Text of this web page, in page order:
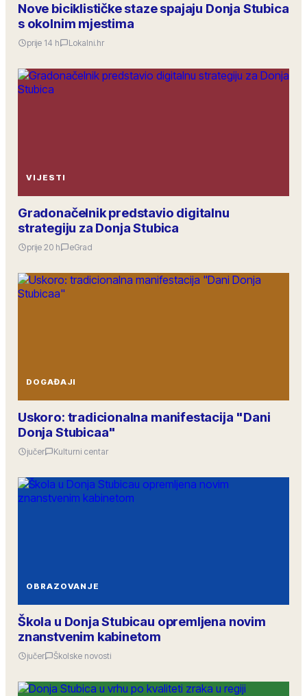
Nove biciklističke staze spajaju Donja Stubica
s okolnim mjestima
prije 14 h Lokalni.hr
VIJESTI
Gradonačelnik predstavio digitalnu
strategiju za Donja Stubica
prije 20 h eGrad
DOGAĐAJI
Uskoro: tradicionalna manifestacija "Dani
Donja Stubicaa"
jučer Kulturni centar
OBRAZOVANJE
Škola u Donja Stubicau opremljena novim
znanstvenim kabinetom
jučer Školske novosti